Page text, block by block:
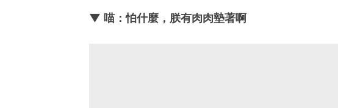
▼ 喵：怕什麼，朕有肉肉墊著啊